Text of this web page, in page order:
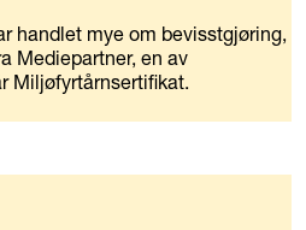
handlet mye om bevisstgjøring,
Mediepartner, en av
Miljøfyrtårnsertifikat.